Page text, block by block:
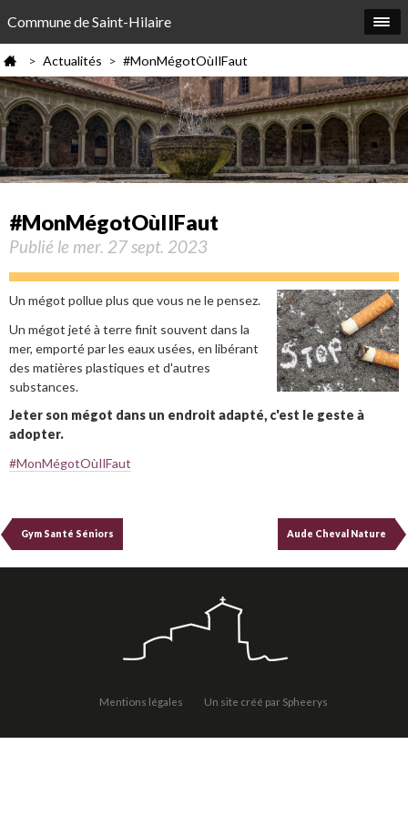
Commune de Saint-Hilaire
> Actualités > #MonMégotOùIlFaut
#MonMégotOùIlFaut
Publié le mer. 27 sept. 2023
Un mégot pollue plus que vous ne le pensez.
Un mégot jeté à terre finit souvent dans la
mer, emporté par les eaux usées, en libérant
des matières plastiques et d'autres
substances.
Jeter son mégot dans un endroit adapté, c'est le geste à
adopter.
#MonMégotOùIlFaut
Gym Santé Séniors Aude Cheval Nature
Mentions légales Un site créé par Spheerys